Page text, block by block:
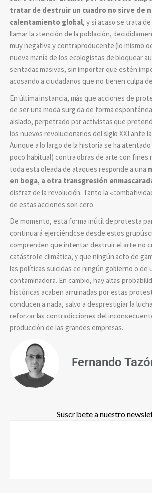
tratar de destruir un cuadro no sirve de
calentamiento global, y si acaso se trata
llamar la atención de la población,
muy negativa y contraproducente (lo mismo
nueva manía de los ecologistas de bloquear
sentadas masivas, sin importar que estén
acosando a ciudadanos que no tienen culpa
En última instancia, más que acciones de
de ser una moda surgida de forma
aislado, perpetrado por activistas que
los nuevos revolucionarios del siglo XXI ante
Aunque a lo largo de la historia se ha
poco habitual) contra obras de arte con fines
toda esta oleada de ataques responde a una
en boga, a otra transgresión
disfraz de la revolución. Tanto la
de estas acciones son cero.
De momento, esta forma inútil de protesta
continuará ejerciéndose desde estos
comprenden que intentar destruir el arte no
catástrofe climática, y que ningún acto de
las políticas suicidas de ningún gobierno o de
contaminadora. En cambio, hay altas
históricas acaben arruinadas por estas
conducen a nada, salvo a desprestigiar la
reforzar las contradicciones del
producción de las grandes empresas.
Fernando
Suscríbete a nuestro